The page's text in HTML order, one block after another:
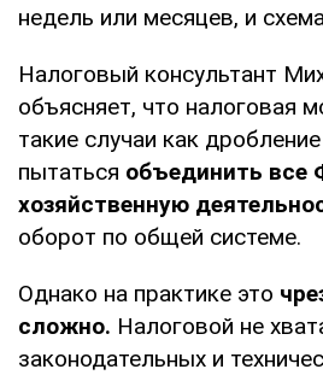
недель или месяцев, и
Налоговый консультант
объясняет, что налоговая
такие случаи как
пытаться объединить все
хозяйственную
оборот по общей системе.
Однако на практике это
сложно. Налоговой не
законодательных и